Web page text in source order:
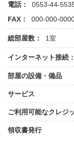
電話：
0553-44-
FAX：
000-000-
総部屋数： 1室
インターネット接続：
部屋の設備・備品
サービス
ご利用可能なクレジ
領収書発行